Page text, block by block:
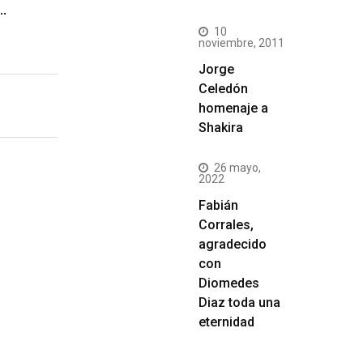
10
noviembre, 2011
Jorge
Celedón
homenaje a
Shakira
26 mayo,
2022
Fabián
Corrales,
agradecido
con
Diomedes
Diaz toda una
eternidad